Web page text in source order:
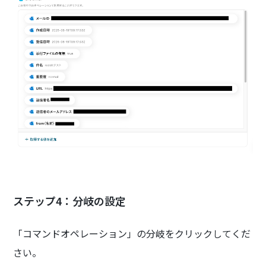
ステップ4：分岐の設定
「コマンドオペレーション」の分岐をクリックしてくだ
さい。